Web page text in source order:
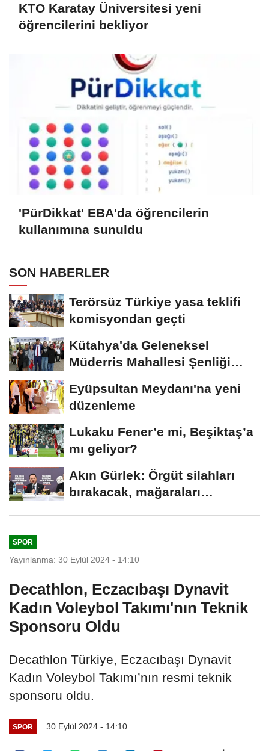
KTO Karatay Üniversitesi yeni
öğrencilerini bekliyor
'PürDikkat' EBA'da öğrencilerin
kullanımına sunuldu
SON HABERLER
Terörsüz Türkiye yasa teklifi
komisyondan geçti
Kütahya'da Geleneksel
Müderris Mahallesi Şenliği
Eyüpsultan Meydanı'na yeni
düzenleme
Lukaku Fener’e mi, Beşiktaş’a
mı geliyor?
Akın Gürlek: Örgüt silahları
bırakacak, mağaraları
SPOR
Yayınlanma: 30 Eylül 2024 - 14:10
Decathlon, Eczacıbaşı Dynavit
Kadın Voleybol Takımı'nın Teknik
Sponsoru Oldu
Decathlon Türkiye, Eczacıbaşı Dynavit
Kadın Voleybol Takımı’nın resmi teknik
sponsoru oldu.
SPOR 30 Eylül 2024 - 14:10